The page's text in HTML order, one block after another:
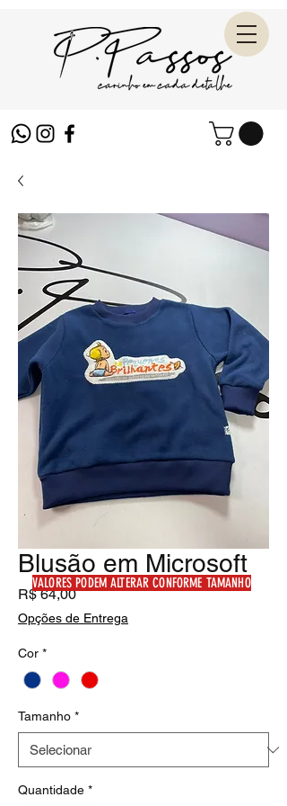
Blusão em Microsoft
R$ 64,00Preço
Opções de Entrega
Cor *
Tamanho *
Quantidade *
VALORES PODEM ALTERAR CONFORME TAMANHO